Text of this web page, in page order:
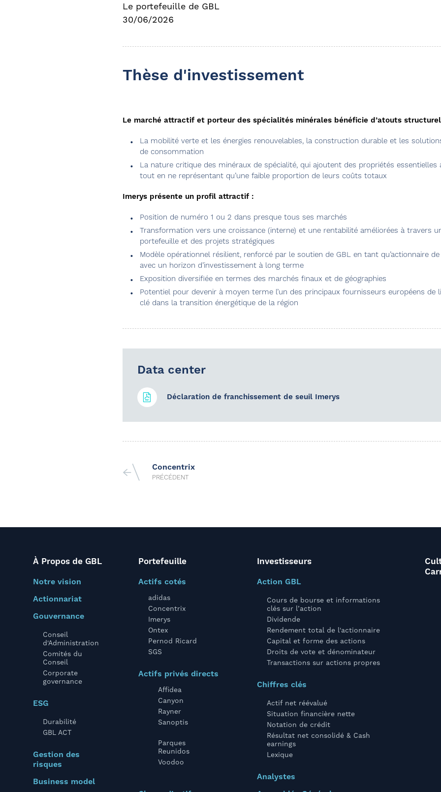
Le portefeuille de GBL
30/06/2026
Thèse d'investissement
Le marché attractif et porteur des spécialités minérales bénéficie d’atouts
La mobilité verte et les énergies renouvelables, la construction durable et les
de consommation
La nature critique des minéraux de spécialité, qui ajoutent des propriétés
tout en ne représentant qu’une faible proportion de leurs coûts totaux
Imerys présente un profil attractif :
Position de numéro 1 ou 2 dans presque tous ses marchés
Transformation vers une croissance (interne) et une rentabilité améliorées à travers
portefeuille et des projets stratégiques
Modèle opérationnel résilient, renforcé par le soutien de GBL en tant qu’actionnaire
avec un horizon d’investissement à long terme
Exposition diversifiée en termes des marchés finaux et de géographies
Potentiel pour devenir à moyen terme l’un des principaux fournisseurs européens de
clé dans la transition énergétique de la région
Data center
Déclaration de franchissement de seuil Imerys
Concentrix
PRÉCÉDENT
À Propos de GBL
Notre vision
Actionnariat
Gouvernance
Conseil
d'Administration
Comités du
Conseil
Corporate
governance
ESG
Durabilité
GBL ACT
Gestion des
risques
Business model
Portefeuille
Actifs cotés
adidas
Concentrix
Imerys
Ontex
Pernod Ricard
SGS
Actifs privés directs
Affidea
Canyon
Rayner
Sanoptis
Parques
Reunidos
Voodoo
Investisseurs
Action GBL
Cours de bourse et informations
clés sur l’action
Dividende
Rendement total de l'actionnaire
Capital et forme des actions
Droits de vote et dénominateur
Transactions sur actions propres
Chiffres clés
Actif net réévalué
Situation financière nette
Notation de crédit
Résultat net consolidé & Cash
earnings
Lexique
Analystes